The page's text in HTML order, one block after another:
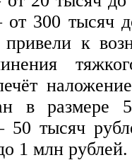
300 тысяч
к
в размере
50 тысяч
1 млн рублей.